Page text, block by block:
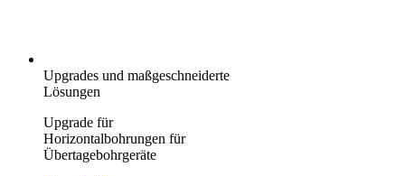
Upgrades und maßgeschneiderte
Lösungen
Upgrade für
Horizontalbohrungen für
Übertagebohrgeräte